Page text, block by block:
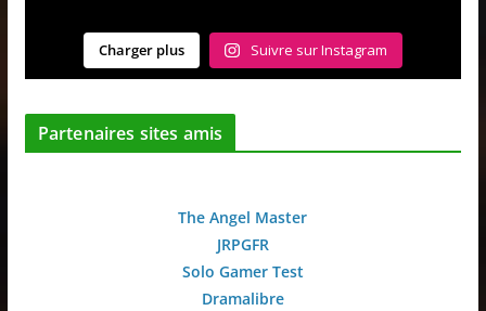
Charger plus Suivre sur Instagram
Partenaires sites amis
The Angel Master
JRPGFR
Solo Gamer Test
Dramalibre